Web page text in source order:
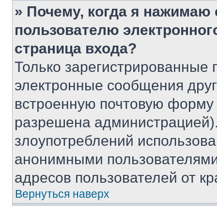
» Почему, когда я нажимаю
пользователю
страница входа?
Только зарегистрированные
электронные сообщения
встроенную почтовую
разрешена
злоупотреблений
анонимными
адресов пользователей от
Вернуться наверх